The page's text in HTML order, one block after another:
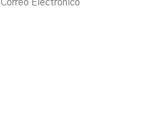
Correo Electrónico